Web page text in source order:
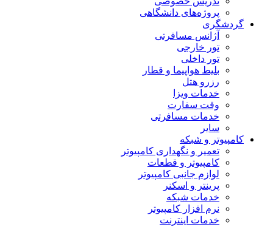
پروژه‌های دانشگاهی
گردشگری
آژانس مسافرتی
تور خارجی
تور داخلی
بلیط هواپیما و قطار
رزرو هتل
خدمات ویزا
وقت سفارت
خدمات مسافرتی
سایر
کامپیوتر و شبکه
تعمیر و نگهداری کامپیوتر
کامپیوتر و قطعات
لوازم جانبی کامپیوتر
پرینتر و اسکنر
خدمات شبکه
نرم افزار کامپیوتر
خدمات اینترنت